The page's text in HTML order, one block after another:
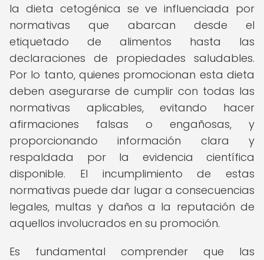
la dieta cetogénica se ve influenciada por
normativas que abarcan desde el
etiquetado de alimentos hasta las
declaraciones de propiedades saludables.
Por lo tanto, quienes promocionan esta dieta
deben asegurarse de cumplir con todas las
normativas aplicables, evitando hacer
afirmaciones falsas o engañosas, y
proporcionando información clara y
respaldada por la evidencia científica
disponible. El incumplimiento de estas
normativas puede dar lugar a consecuencias
legales, multas y daños a la reputación de
aquellos involucrados en su promoción.
Es fundamental comprender que las